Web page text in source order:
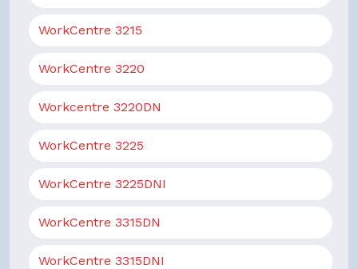
WorkCentre 3215
WorkCentre 3220
Workcentre 3220DN
WorkCentre 3225
WorkCentre 3225DNI
WorkCentre 3315DN
WorkCentre 3315DNI